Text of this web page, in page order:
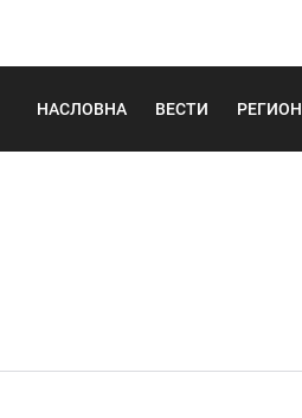
НАСЛОВНА ВЕСТИ РЕГИОН